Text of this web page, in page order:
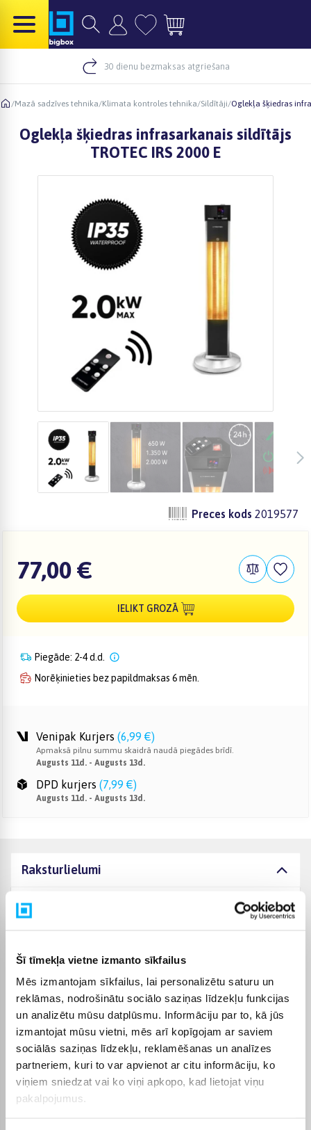
Šī tīmekļa vietne izmanto sīkfailus
Mēs izmantojam sīkfailus, lai personalizētu saturu un
reklāmas, nodrošinātu sociālo saziņas līdzekļu funkcijas
un analizētu mūsu datplūsmu. Informāciju par to, kā jūs
izmantojat mūsu vietni, mēs arī kopīgojam ar saviem
sociālās saziņas līdzekļu, reklamēšanas un analīzes
partneriem, kuri to var apvienot ar citu informāciju, ko
viņiem sniedzat vai ko viņi apkopo, kad lietojat viņu
pakalpojumus.
30 dienu bezmaksas atgriešana
/Mazā sadzīves tehnika/Klimata kontroles tehnika/Sildītāji/Oglekļa šķiedras
Oglekļa šķiedras infrasarkanais sildītājs
TROTEC IRS 2000 E
Preces kods 2019577
77,00 €
IELIKT GROZĀ
Piegāde: 2-4 d.d.
Norēķinieties bez papildmaksas 6 mēn.
Venipak Kurjers (6,99 €)
Apmaksā pilnu summu skaidrā naudā piegādes brīdī.
Augusts 11d. - Augusts 13d.
DPD kurjers (7,99 €)
Augusts 11d. - Augusts 13d.
Raksturlielumi
Ražotājs
Jauda 2000 W
Jaudas regulēšana 3 jaudas līmeņi
Tālvadības pults + Jā
Mērījumi 300 x 300 x 1000 mm